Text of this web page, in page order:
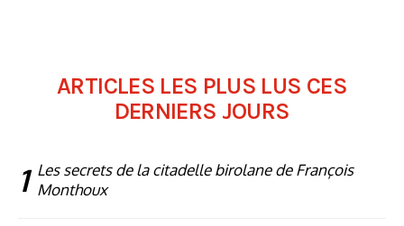
ARTICLES LES PLUS LUS CES
DERNIERS JOURS
1 Les secrets de la citadelle birolane de François
Monthoux